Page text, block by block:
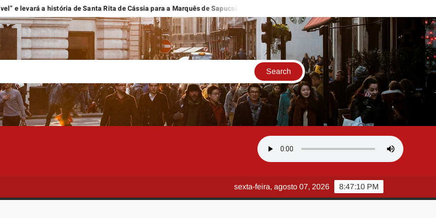
a história de Santa Rita de Cássia para a Marquês de Sapucaí no Carnaval 2027
8:47:11 PM
sexta-feira, agosto 07, 2026